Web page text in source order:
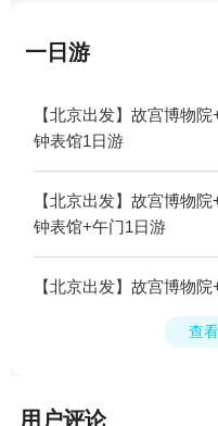
一日游
【北京出发】故宫博物
钟表馆1日游
【北京出发】故宫博物
钟表馆+午门1日游
【北京出发】故宫博物
查
用户评论